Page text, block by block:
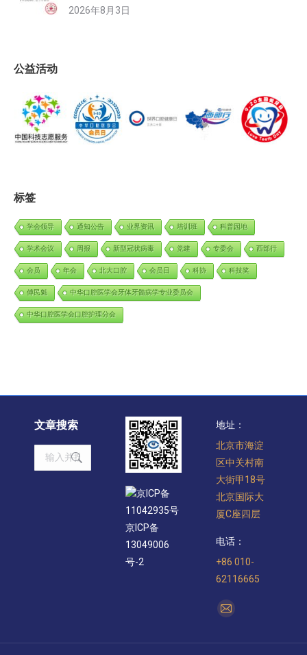
2026年8月3日
公益活动
标签
学会领导 通知公告 业界资讯 培训班 科普园地
学术会议 周报 新型冠状病毒 党建 专委会 西部行
会员 年会 北大口腔 会员日 科协 科技奖
傅民魁 中华口腔医学会牙体牙髓病学专业委员会
中华口腔医学会口腔护理分会
文章搜索
Search:
京ICP备
11042935号
京ICP备
13049006
号-2
地址：
北京市海淀
区中关村南
大街甲18号
北京国际大
厦C座四层
电话：
+86 010-
62116665
找到我们：
Mail